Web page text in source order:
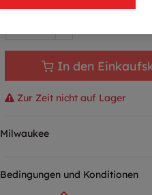
In den
Zur Zeit nicht auf Lager
Milwaukee
Bedingungen und Konditionen